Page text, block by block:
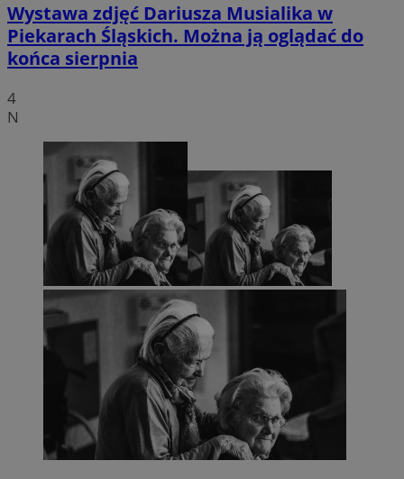
Wystawa zdjęć Dariusza Musialika w
Piekarach Śląskich. Można ją oglądać do
końca sierpnia
4
N